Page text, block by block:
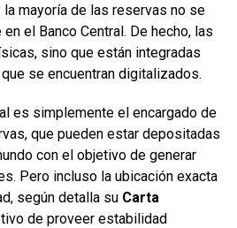
la mayoría de las reservas no se
el Banco Central. De hecho, las
sino que están integradas
se encuentran digitalizados.
es simplemente el encargado de
que pueden estar depositadas
con el objetivo de generar
Pero incluso la ubicación exacta
según detalla su Carta
de proveer estabilidad